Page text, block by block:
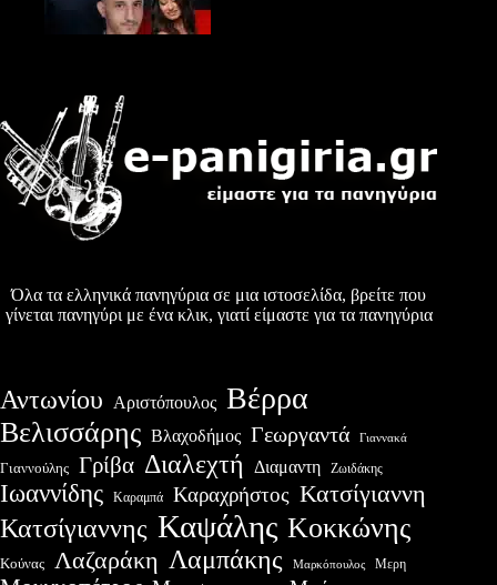
Όλα τα ελληνικά πανηγύρια σε μια ιστοσελίδα, βρείτε που
γίνεται πανηγύρι με ένα κλικ, γιατί είμαστε για τα πανηγύρια
Αντωνίου Αριστόπουλος Βέρρα
Βελισσάρης Βλαχοδήμος Γεωργαντά Γιαννακά
Γιαννούλης Γρίβα Διαλεχτή Διαμαντη Ζωιδάκης
Ιωαννίδης Καραμπά Καραχρήστος Κατσίγιαννη
Κατσίγιαννης Καψάλης Κοκκώνης
Κούνας Λαζαράκη Λαμπάκης Μαρκόπουλος Μερη